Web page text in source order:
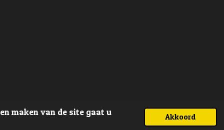
maken van de site gaat u Akkoord